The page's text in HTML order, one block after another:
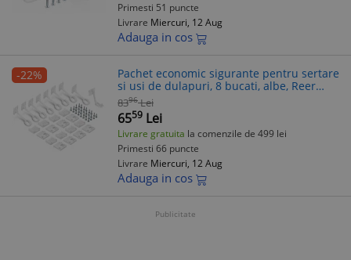
Primesti 51 puncte
Livrare Miercuri, 12 Aug
Adauga in cos
-22%
Pachet economic sigurante pentru sertare
si usi de dulapuri, 8 bucati, albe, Reer
71070
8396 Lei
6559 Lei
Livrare gratuita la comenzile de 499 lei
Primesti 66 puncte
Livrare Miercuri, 12 Aug
Adauga in cos
Publicitate